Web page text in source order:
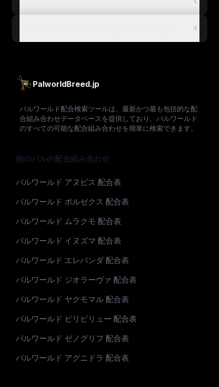
PalworldBreed.jp
パルワールド配合検索ツールは、最新かつ最も包括的な配
合組み合わせデータベースを提供しており、パルワールド
のすべての可能な配合組み合わせを簡単に検索できます。
他のパルの配合組み合わせ
パルワールド アヌビス 配合表
パルワールド ボルゼクス 配合表
パルワールド ムラクモ 配合表
パルワールド イヌズマ 配合表
パルワールド エレパンダ 配合表
パルワールド ジオラーヴァ 配合表
パルワールド ヤクモマル 配合表
パルワールド ビリビリュー 配合表
パルワールド ゼノグリフ 配合表
パルワールド アグニドラ 配合表